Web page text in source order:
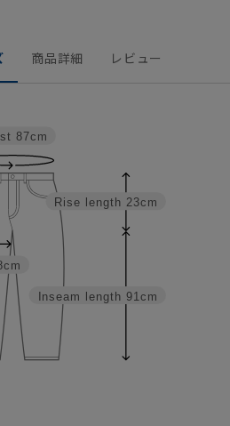
商品詳細 レビュー
Inseam length 91cm
Rise length 23cm
87cm